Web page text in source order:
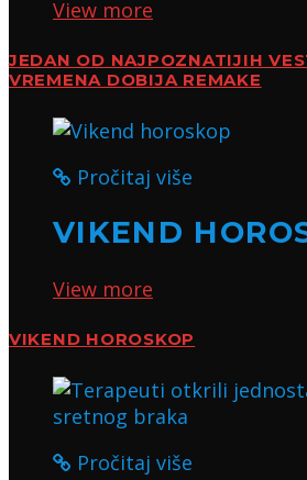
View more
JEDAN OD NAJPOZNATIJIH
VREMENA DOBIJA REMAKE
Pročitaj više
VIKEND
View more
VIKEND HOROSKOP
Pročitaj više